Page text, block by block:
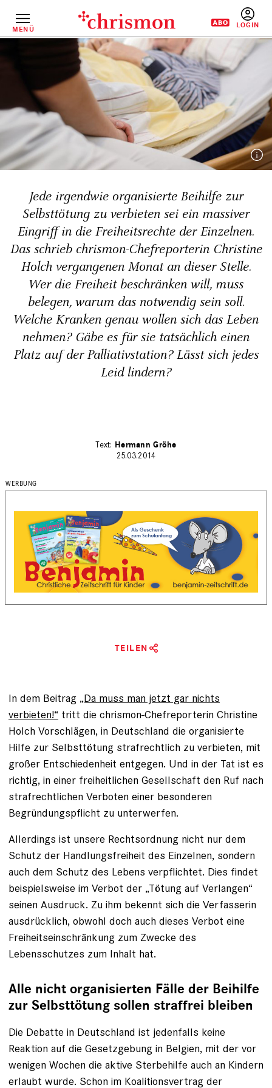
InhaltMENÜ
Jede irgendwie organisierte Beihilfe zur
Selbsttötung zu verbieten sei ein massiver
Eingriff in die Freiheits­rechte der Einzelnen.
Das schrieb chrismon-Chef­reporterin Christine
Holch ver­gangenen Monat an dieser Stelle.
Wer die Frei­heit beschränken will, muss
belegen, warum das notwendig sein soll.
Welche Kranken genau wollen sich das Leben
nehmen? Gäbe es für sie tatsäch­lich einen
Platz auf der Palliativ­station? Lässt sich jedes
Leid lindern?
Hermann Gröhe
25.03.2014
TEILEN
In dem Beitrag „Da muss man jetzt gar nichts
verbieten!“ tritt die chrismon-Chef­reporterin Christine
Holch Vorschlägen, in Deutschland die organisierte
Hilfe zur Selbsttötung strafrechtlich zu verbieten, mit
großer Entschiedenheit entgegen. Und in der Tat ist es
richtig, in einer freiheitlichen Gesellschaft den Ruf nach
strafrechtlichen Verboten einer besonderen
Begründungspflicht zu unterwerfen.
Allerdings ist unsere Rechtsordnung nicht nur dem
Schutz der Handlungsfreiheit des Einzelnen, sondern
auch dem Schutz des Lebens verpflichtet. Dies findet
beispielsweise im Verbot der „Tötung auf Verlangen“
seinen Aus­druck. Zu ihm bekennt sich die Verfasserin
ausdrücklich, obwohl doch auch dieses Verbot eine
Freiheitseinschränkung zum Zwecke des
Lebensschutzes zum Inhalt hat.
Alle nicht organisierten Fälle der Beihilfe
zur Selbsttötung sollen straffrei bleiben
Die Debatte in Deutschland ist jedenfalls keine
Reaktion auf die Gesetzgebung in ­Belgien, mit der vor
wenigen Wochen die ­aktive Sterbehilfe auch an Kindern
erlaubt wurde. Schon im Koalitionsvertrag der